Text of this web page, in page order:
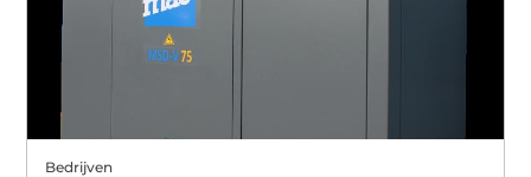
Bedrijven